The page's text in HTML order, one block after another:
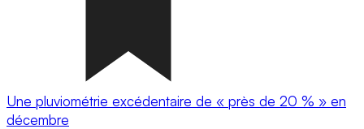
Une pluviométrie excédentaire de « près de 20 % » en
décembre